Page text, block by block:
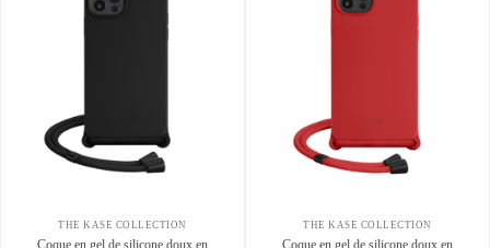
THE KASE COLLECTION
Coque en gel de silicone doux en
THE KASE COLLECTION
Coque en gel de silicone doux en